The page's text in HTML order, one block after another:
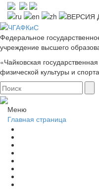
Федеральное
учреждение высшего
«Чайковская
физической культуры и
Меню
Главная страница